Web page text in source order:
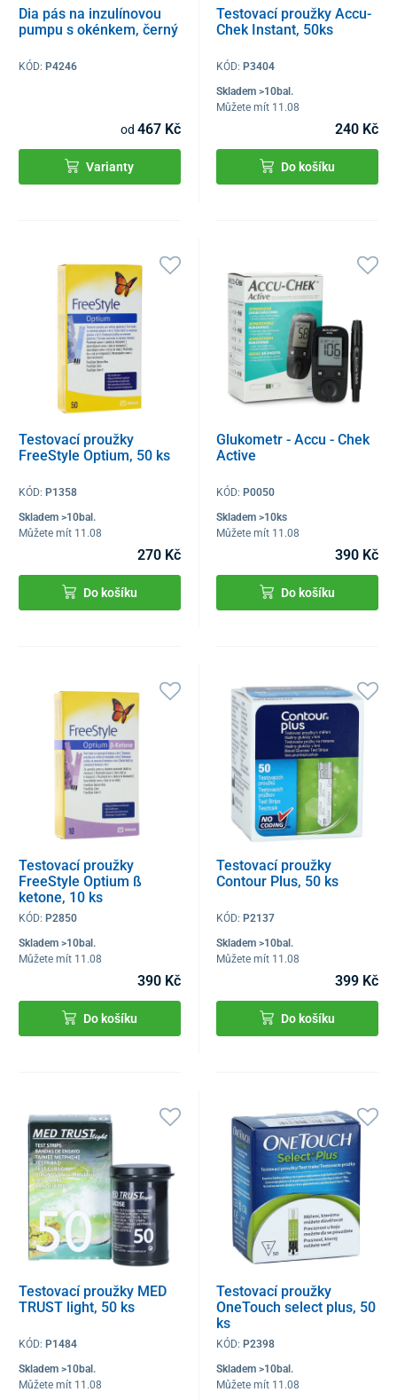
Dia pás na inzulínovou
pumpu s okénkem, černý
KÓD: P4246
od 467 Kč
Varianty
Testovací proužky Accu-
Chek Instant, 50ks
KÓD: P3404
Skladem >10bal.
Můžete mít 11.08
240 Kč
Do košíku
Testovací proužky
FreeStyle Optium, 50 ks
KÓD: P1358
Skladem >10bal.
Můžete mít 11.08
270 Kč
Do košíku
Glukometr - Accu - Chek
Active
KÓD: P0050
Skladem >10ks
Můžete mít 11.08
390 Kč
Do košíku
Testovací proužky
FreeStyle Optium ß
ketone, 10 ks
KÓD: P2850
Skladem >10bal.
Můžete mít 11.08
390 Kč
Do košíku
Testovací proužky
Contour Plus, 50 ks
KÓD: P2137
Skladem >10bal.
Můžete mít 11.08
399 Kč
Do košíku
Testovací proužky MED
TRUST light, 50 ks
KÓD: P1484
Skladem >10bal.
Můžete mít 11.08
Testovací proužky
OneTouch select plus, 50
ks
KÓD: P2398
Skladem >10bal.
Můžete mít 11.08